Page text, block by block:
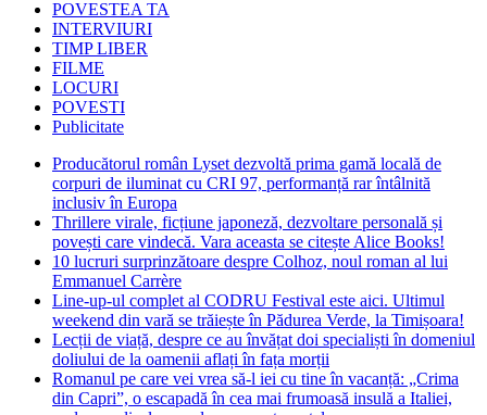
POVESTEA TA
INTERVIURI
TIMP LIBER
FILME
LOCURI
POVESTI
Publicitate
Producătorul român Lyset dezvoltă prima gamă locală de
corpuri de iluminat cu CRI 97, performanță rar întâlnită
inclusiv în Europa
Thrillere virale, ficțiune japoneză, dezvoltare personală și
povești care vindecă. Vara aceasta se citește Alice Books!
10 lucruri surprinzătoare despre Colhoz, noul roman al lui
Emmanuel Carrère
Line-up-ul complet al CODRU Festival este aici. Ultimul
weekend din vară se trăiește în Pădurea Verde, la Timișoara!
Lecții de viață, despre ce au învățat doi specialiști în domeniul
doliului de la oamenii aflați în fața morții
Romanul pe care vei vrea să-l iei cu tine în vacanță: „Crima
din Capri”, o escapadă în cea mai frumoasă insulă a Italiei,